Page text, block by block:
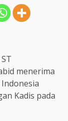
menerima
Kadis pada